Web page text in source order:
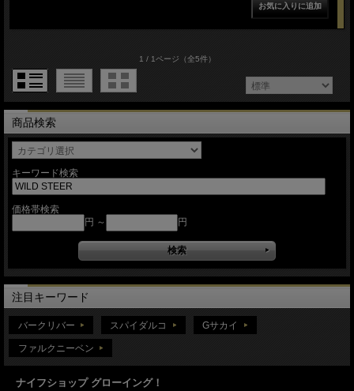
1 / 1ページ （全5件）
商品検索
キーワード検索
価格帯検索
円 ～
円
注目キーワード
バークリバー スパイダルコ Gサカイ
ファルクニーベン
ナイフショップ グローイング！